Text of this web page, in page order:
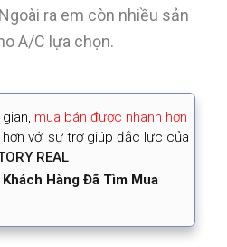
ra em còn nhiều sản
A/C lựa chọn.
, mua bán được nhanh hơn
với sự trợ giúp đắc lực của
REAL
Hàng Đã Tìm Mua